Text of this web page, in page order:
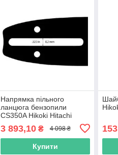
Напрямка пільного
ланцюга бензопили
CS350A Hikoki Hitachi
3 893,10₴ 4 098 ₴
Купити